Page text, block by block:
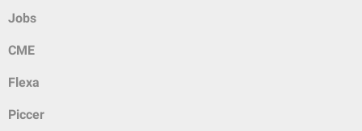
Jobs
CME
Flexa
Piccer